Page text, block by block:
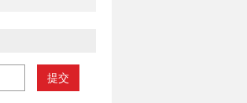
提交